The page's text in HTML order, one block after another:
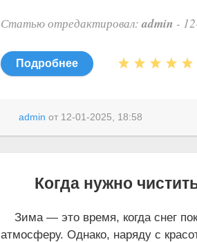
Статью отредактировал:admin -
Подробнее
admin от 12-01-2025, 18:58
Когда нужно
Зима — это время, когда снег
атмосферу. Однако, наряду с